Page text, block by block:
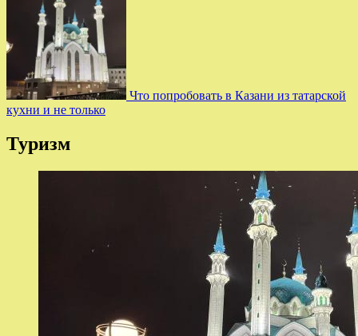
Что попробовать в Казани из татарской
кухни и не только
Туризм